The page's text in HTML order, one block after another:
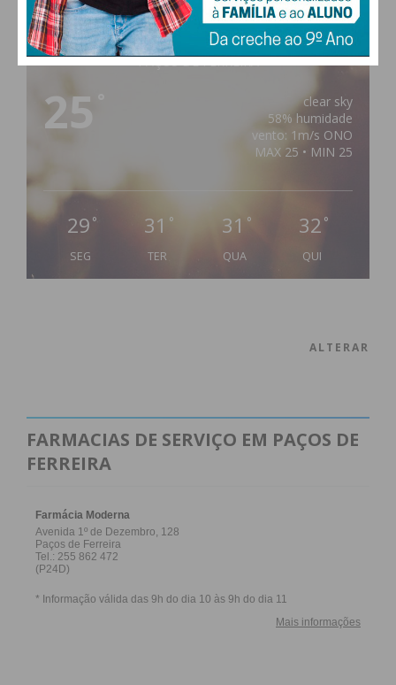
PAÇOS DE FERREIRA
25
clear sky
58% humidade
vento: 1m/s ONO
MAX 25 • MIN 25
29 °
SEG
31 °
TER
31 °
QUA
32 °
QUI
ALTERAR
FARMACIAS DE SERVIÇO EM PAÇOS DE
FERREIRA